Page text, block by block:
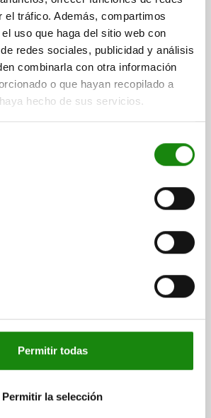
el tráfico. Además, compartimos
uso que haga del sitio web con
redes sociales, publicidad y análisis
combinarla con otra información
o que hayan recopilado a
hecho de sus servicios.
Permitir todas
Permitir la selección
M4
clientes también
03150-11